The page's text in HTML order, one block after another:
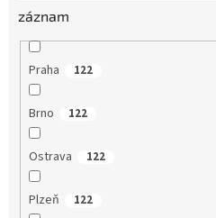
záznam
Praha 122
Brno 122
Ostrava 122
Plzeň 122